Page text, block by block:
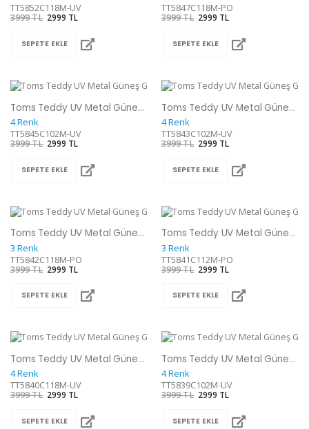
TT5852C118M-UV
3999 TL 2999 TL
SEPETE EKLE
TT5847C118M-PO
3999 TL 2999 TL
SEPETE EKLE
Toms Teddy UV Metal Güneş Gözlüğü
4 Renk
TT5845C102M-UV
3999 TL 2999 TL
SEPETE EKLE
Toms Teddy UV Metal Güneş Gözlüğü
4 Renk
TT5843C102M-UV
3999 TL 2999 TL
SEPETE EKLE
Toms Teddy UV Metal Güneş Gözlüğü
3 Renk
TT5842C118M-PO
3999 TL 2999 TL
SEPETE EKLE
Toms Teddy UV Metal Güneş Gözlüğü
3 Renk
TT5841C112M-PO
3999 TL 2999 TL
SEPETE EKLE
Toms Teddy UV Metal Güneş Gözlüğü
4 Renk
TT5840C118M-UV
3999 TL 2999 TL
SEPETE EKLE
Toms Teddy UV Metal Güneş Gözlüğü
4 Renk
TT5839C102M-UV
3999 TL 2999 TL
SEPETE EKLE